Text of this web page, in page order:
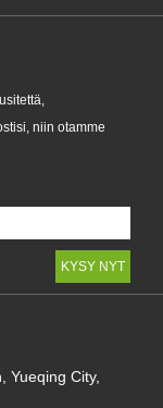
niin otamme
Yueqing City,